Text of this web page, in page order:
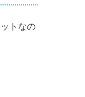
トなの